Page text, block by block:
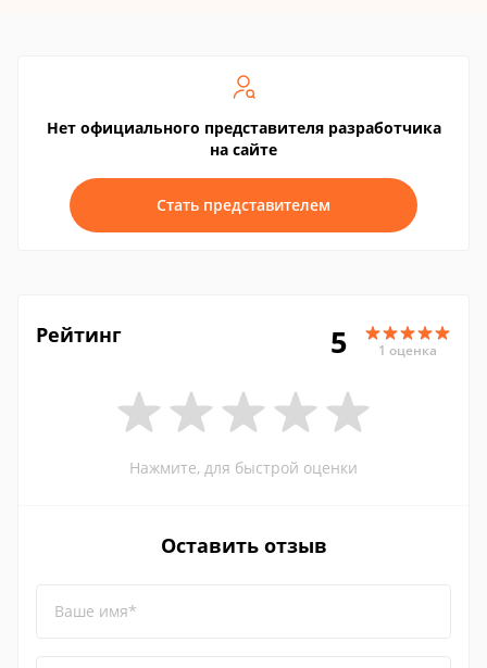
Нет официального представителя разработчика
на сайте
Стать представителем
Рейтинг 5 1 оценка
Нажмите, для быстрой оценки
Оставить отзыв
Ваше имя*